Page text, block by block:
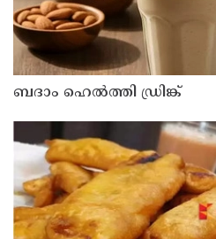
ബദാം ഹെൽത്തി ഡ്രിങ്ക്